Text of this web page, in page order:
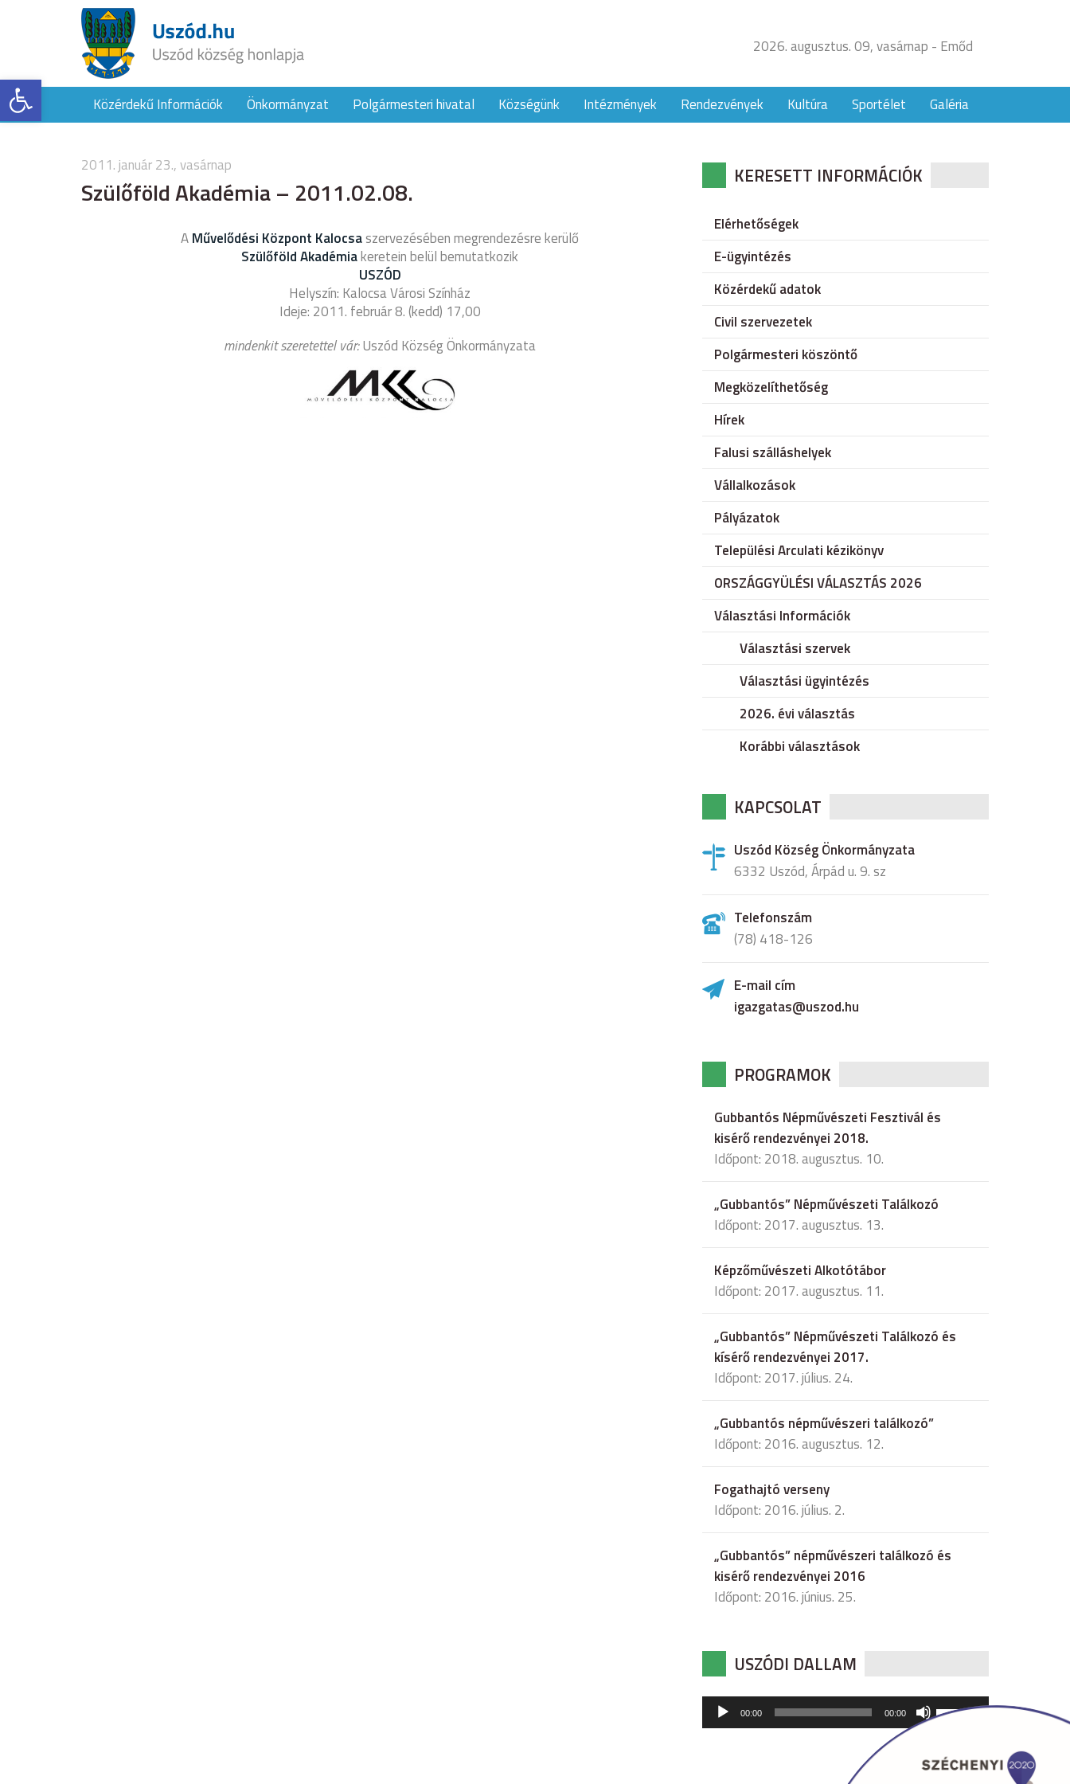
Eszköztár megnyitása
2026. augusztus. 09, vasárnap - Emőd
Közérdekű Információk Önkormányzat Polgármesteri hivatal Községünk Intézmények Rendezvények Kultúra Sportélet Galéria
2011. január 23., vasárnap
Szülőföld Akadémia – 2011.02.08.
AMűvelődési Központ Kalocsaszervezésében megrendezésre kerülő
Szülőföld Akadémiakeretein belül bemutatkozik
USZÓD
Helyszín: Kalocsa Városi Színház
Ideje: 2011. február 8. (kedd) 17,00
mindenkit szeretettel vár:Uszód Község Önkormányzata
KERESETT INFORMÁCIÓK
Elérhetőségek
E-ügyintézés
Közérdekű adatok
Civil szervezetek
Polgármesteri köszöntő
Megközelíthetőség
Hírek
Falusi szálláshelyek
Vállalkozások
Pályázatok
Települési Arculati kézikönyv
ORSZÁGGYÜLÉSI VÁLASZTÁS 2026
Választási Információk
Választási szervek
Választási ügyintézés
2026. évi választás
Korábbi választások
KAPCSOLAT
Uszód Község Önkormányzata
6332 Uszód, Árpád u. 9. sz
Telefonszám
(78) 418-126
E-mail cím
igazgatas@uszod.hu
PROGRAMOK
Gubbantós Népművészeti Fesztivál és
kisérő rendezvényei 2018.
Időpont: 2018. augusztus. 10.
„Gubbantós” Népművészeti Találkozó
Időpont: 2017. augusztus. 13.
Képzőművészeti Alkotótábor
Időpont: 2017. augusztus. 11.
„Gubbantós” Népművészeti Találkozó és
kísérő rendezvényei 2017.
Időpont: 2017. július. 24.
„Gubbantós népművészeri találkozó”
Időpont: 2016. augusztus. 12.
Fogathajtó verseny
Időpont: 2016. július. 2.
„Gubbantós” népművészeri találkozó és
kisérő rendezvényei 2016
Időpont: 2016. június. 25.
USZÓDI DALLAM
Audió
lejátszó
00:00 00:00
hangerő
csökkentéséhez